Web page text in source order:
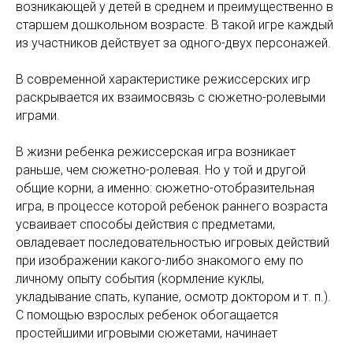
возникающей у детей в среднем и преимущественно в
старшем дошкольном возрасте. В такой игре каждый
из участников действует за одного-двух персонажей.
В современной характеристике режиссерских игр
раскрывается их взаимосвязь с сюжетно-ролевыми
играми.
В жизни ребенка режиссерская игра возникает
раньше, чем сюжетно-ролевая. Но у той и другой
общие корни, а именно: сюжетно-отобразительная
игра, в процессе которой ребенок раннего возраста
усваивает способы действия с предметами,
овладевает последовательностью игровых действий
при изображении какого-либо знакомого ему по
личному опыту события (кормление куклы,
укладывание спать, купание, осмотр доктором и т. п.).
С помощью взрослых ребенок обогащается
простейшими игровыми сюжетами, начинает